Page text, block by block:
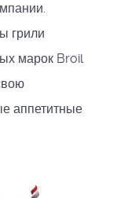
грили
марок Broil
аппетитные